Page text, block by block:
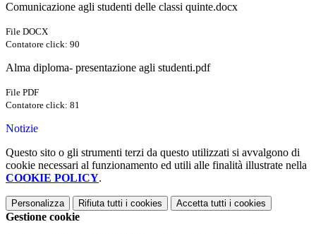
Comunicazione agli studenti delle classi quinte.docx
File DOCX
Contatore click: 90
Alma diploma- presentazione agli studenti.pdf
File PDF
Contatore click: 81
Notizie
Questo sito o gli strumenti terzi da questo utilizzati si avvalgono di
cookie necessari al funzionamento ed utili alle finalità illustrate nella
COOKIE POLICY.
Personalizza Rifiuta tutti i cookies Accetta tutti i cookies
Gestione cookie